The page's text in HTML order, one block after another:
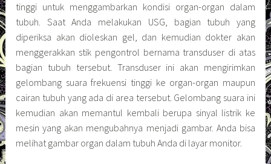
tinggi untuk menggambarkan kondisi organ-organ dalam
tubuh. Saat Anda melakukan USG, bagian tubuh yang
diperiksa akan dioleskan gel, dan kemudian dokter akan
menggerakkan stik pengontrol bernama transduser di atas
bagian tubuh tersebut. Transduser ini akan mengirimkan
gelombang suara frekuensi tinggi ke organ-organ maupun
cairan tubuh yang ada di area tersebut. Gelombang suara ini
kemudian akan memantul kembali berupa sinyal listrik ke
mesin yang akan mengubahnya menjadi gambar. Anda bisa
melihat gambar organ dalam tubuh Anda di layar monitor.